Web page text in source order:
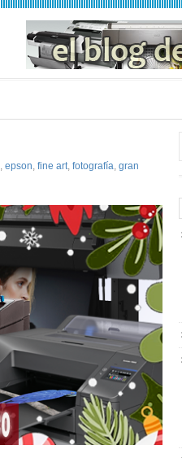
, epson, fine art, fotografía, gran